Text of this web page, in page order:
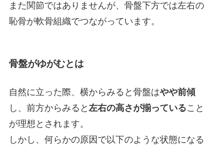
また関節ではありませんが、骨盤下方では左右の
恥骨が軟骨組織でつながっています。
骨盤がゆがむとは
自然に立った際、横からみると骨盤はやや前傾
し、前方からみると 左右の高さが揃っていること
が理想とされます。
しかし、何らかの原因で以下のような状態になる